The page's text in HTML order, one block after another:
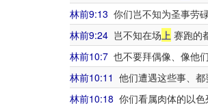
林前9:13 你们岂不知为圣事劳
林前9:24 岂不知在场上 赛跑的
林前10:7 也不要拜偶像、像他
林前10:11 他们遭遇这些事、
林前10:18 你们看属肉体的以